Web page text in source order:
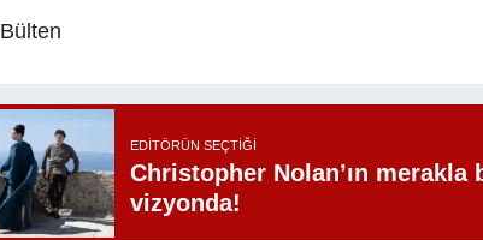
Bülten
EDITÖRÜN SEÇTIĞI
Christopher Nolan’ın
vizyonda!